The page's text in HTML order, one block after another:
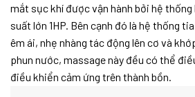
mắt sục khí được vận hành bởi hệ
suất lớn 1HP. Bên cạnh đó là hệ thống
êm ái, nhẹ nhàng tác động lên cơ và
phun nước, massage này đều có thể
điều khiển cảm ứng trên thành bồn.